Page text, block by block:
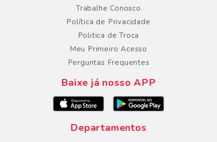
Trabalhe Conosco
Política de Privacidade
Politica de Troca
Meu Primeiro Acesso
Perguntas Frequentes
Baixe já nosso APP
Departamentos